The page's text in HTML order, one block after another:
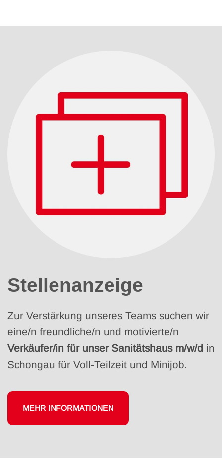
Stellenanzeige
Zur Verstärkung unseres Teams suchen wir
eine/n freundliche/n und motivierte/n
Verkäufer/in für unser Sanitätshaus m/w/d in
Schongau für Voll-Teilzeit und Minijob.
MEHR INFORMATIONEN